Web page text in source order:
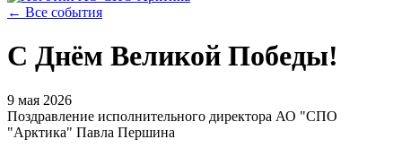
← Все события
С Днём Великой Победы!
9 мая 2026
Поздравление исполнительного директора АО "СПО
"Арктика" Павла Першина